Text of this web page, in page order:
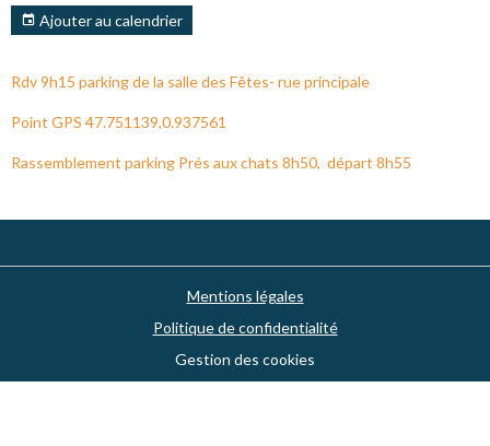
Ajouter au calendrier
Rdv 9h15 parking de la salle des Fêtes- rue principale
Point GPS 47.751139,0.937561
Rassemblement parking Prés aux chats 8h50, départ 8h55
Mentions légales
Politique de confidentialité
Gestion des cookies